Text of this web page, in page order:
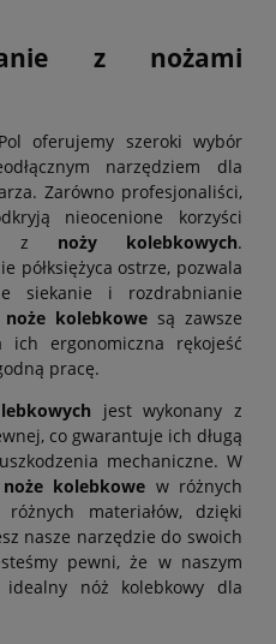
z nożami
oferujemy szeroki wybór
narzędziem dla
Zarówno profesjonaliści,
nieocenione korzyści
z noży kolebkowych.
półksiężyca ostrze, pozwala
siekanie i rozdrabnianie
noże kolebkowesą zawsze
ergonomiczna rękojeść
pracę.
jest wykonany z
co gwarantuje ich długą
mechaniczne. W
noże kolebkowe w różnych
materiałów, dzięki
nasze narzędzie do swoich
pewni, że w naszym
nóż kolebkowy dla